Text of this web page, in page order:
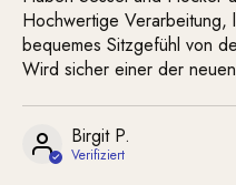
Hochwertige
bequemes Sitzgefühl von
Wird sicher einer der
Birgit P.